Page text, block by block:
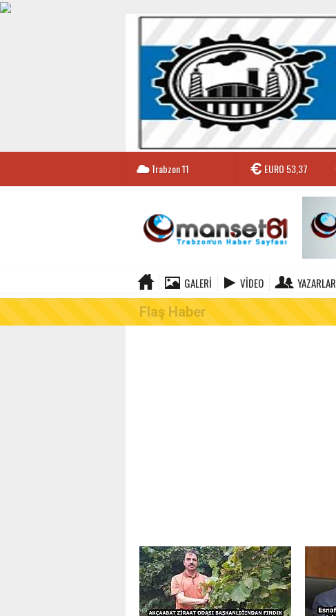
Trabzon11 EURO53,37
GALERI VIDEO YAZARLAR
Flaş Haber